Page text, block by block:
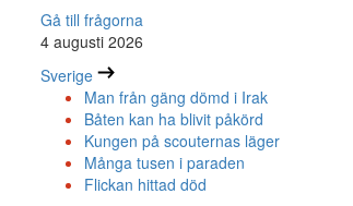
Gå till frågorna
4 augusti 2026
Sverige
Man från gäng dömd i Irak
Båten kan ha blivit påkörd
Kungen på scouternas läger
Många tusen i paraden
Flickan hittad död